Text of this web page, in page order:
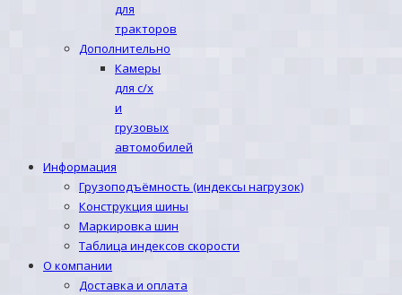
для
тракторов
Дополнительно
Камеры
для с/х
и
грузовых
автомобилей
Информация
Грузоподъёмность (индексы нагрузок)
Конструкция шины
Маркировка шин
Таблица индексов скорости
О компании
Доставка и оплата